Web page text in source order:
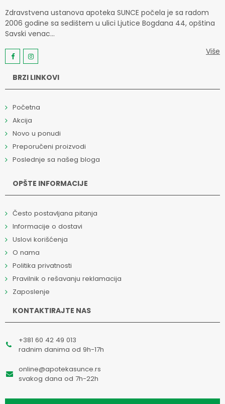
Zdravstvena ustanova apoteka SUNCE počela je sa radom
2006 godine sa sedištem u ulici Ljutice Bogdana 44, opština
Savski venac...
Više
BRZI LINKOVI
Početna
Akcija
Novo u ponudi
Preporučeni proizvodi
Poslednje sa našeg bloga
OPŠTE INFORMACIJE
Često postavljana pitanja
Informacije o dostavi
Uslovi korišćenja
O nama
Politika privatnosti
Pravilnik o rešavanju reklamacija
Zaposlenje
KONTAKTIRAJTE NAS
+381 60 42 49 013
radnim danima od 9h-17h
online@apotekasunce.rs
svakog dana od 7h-22h